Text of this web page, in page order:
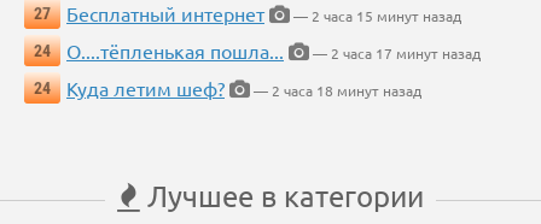
27
Бесплатный интернет
— 2 часа 15 минут назад
24
О....тёпленькая пошла...
— 2 часа 17 минут назад
24
Куда летим шеф? — 2 часа 18 минут назад
Лучшее в категории